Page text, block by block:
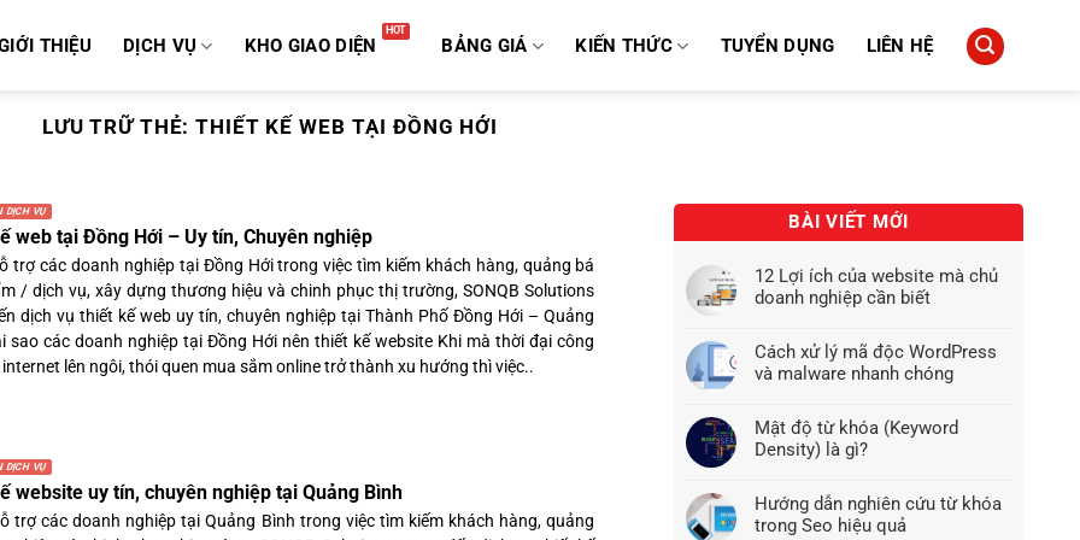
THIỆU DỊCH VỤ KHO GIAO DIỆN BẢNG GIÁ KIẾN THỨC TUYỂN DỤNG LIÊN HỆ
LƯU TRỮ THẺ:THIẾT KẾ WEB TẠI ĐỒNG HỚI
DỊCH VỤ
web tại Đồng Hới – Uy tín, Chuyên nghiệp
trợ các doanh nghiệp tại Đồng Hới trong việc tìm kiếm khách hàng, quảng bá
/ dịch vụ, xây dựng thương hiệu và chinh phục thị trường, SONQB Solutions
dịch vụ thiết kế web uy tín, chuyên nghiệp tại Thành Phố Đồng Hới – Quảng
sao các doanh nghiệp tại Đồng Hới nên thiết kế website Khi mà thời đại công
internet lên ngôi, thói quen mua sắm online trở thành xu hướng thì việc..
DỊCH VỤ
website uy tín, chuyên nghiệp tại Quảng Bình
trợ các doanh nghiệp tại Quảng Bình trong việc tìm kiếm khách hàng, quảng
BÀI VIẾT MỚI
12 Lợi ích của website mà chủ
doanh nghiệp cần biết
Cách xử lý mã độc WordPress
và malware nhanh chóng
Mật độ từ khóa (Keyword
Density) là gì?
Hướng dẫn nghiên cứu từ khóa
trong Seo hiệu quả